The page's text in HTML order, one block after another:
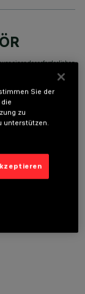
eines der erforderlichen
Sie der
zu
unterstützen.